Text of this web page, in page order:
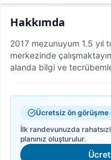
Hakkımda
2017 mezunuyum 1.5 yıl
merkezinde
alanda bilgi ve
Ücretsiz ön görüşme
İlk randevunuzda
planınız oluşturulur.